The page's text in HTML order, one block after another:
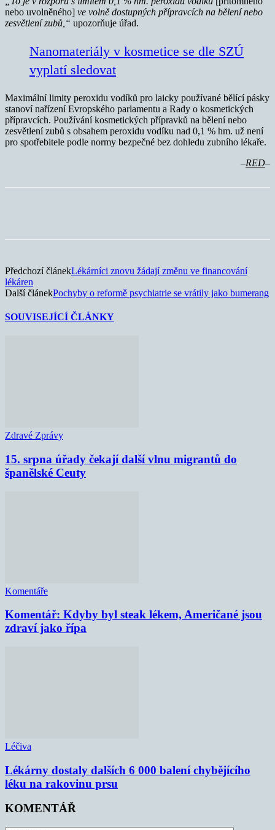
nebo uvolněného] ve volně dostupných přípravcích na bělení nebo
zesvětlení zubů,“ upozorňuje úřad.
Nanomateriály v kosmetice se dle SZÚ
vyplatí sledovat
Maximální limity peroxidu vodíků pro laicky používané bělící pásky
stanoví nařízení Evropského parlamentu a Rady o kosmetických
přípravcích. Používání kosmetických přípravků na bělení nebo
zesvětlení zubů s obsahem peroxidu vodíku nad 0,1 % hm. už není
pro spotřebitele podle normy bezpečné bez dohledu zubního lékaře.
–RED–
Předchozí článekLékárníci znovu žádají změnu ve financování
lékáren
Další článekPochyby o reformě psychiatrie se vrátily jako bumerang
SOUVISEJÍCÍ ČLÁNKY
Zdravé Zprávy
15. srpna úřady čekají další vlnu migrantů do
španělské Ceuty
Komentáře
Komentář: Kdyby byl steak lékem, Američané jsou
zdraví jako řípa
Léčiva
Lékárny dostaly dalších 6 000 balení chybějícího
léku na rakovinu prsu
KOMENTÁŘ